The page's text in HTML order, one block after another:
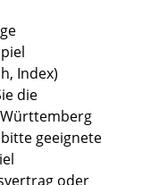
Index)
die
geeignete
oder